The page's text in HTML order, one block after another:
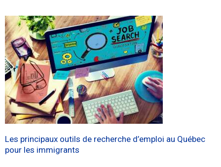
Les principaux outils de recherche d’emploi au Québec
pour les immigrants